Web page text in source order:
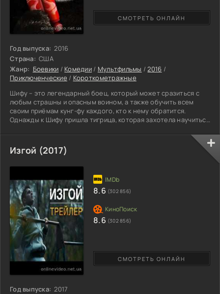
Год выпуска: 2016
Страна: США
Жанр: Боевики / Комедии / Мультфильмы /2016 /
Приключенческие / Короткометражные
Шифу – это легендарный боец, который может сразиться с
любым страшны и опасным воином, а также обучить всем
своим приёмам кунг-фу каждого, кто к нему обратится.
Однажды к Шифу пришла тигрица, которая захотела научиться
злодей, который мог нанести глубочайший урон местным
жителям. И только Шифу может справиться с этой участью. Но
случилось непредвиденное, боец заболел и уже сам не мог
СМОТРЕТЬ ОНЛАЙН
Изгой (2017)
Год выпуска: 2017
СМОТРЕТЬ ОНЛАЙН
8.6 (302 856)
8.6 (302 856)